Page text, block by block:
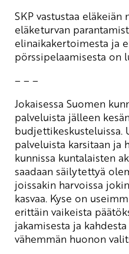
SKP vastustaa eläkeiän
eläketurvan
elinaikakertoimesta ja
pörssipelaamisesta on
– – –
Jokaisessa Suomen
palveluista jälleen
budjettikeskusteluissa.
palveluista karsitaan ja
kunnissa kuntalaisten
saadaan säilytettyä
joissakin harvoissa
kasvaa. Kyse on
erittäin vaikeista
jakamisesta ja
vähemmän huonon